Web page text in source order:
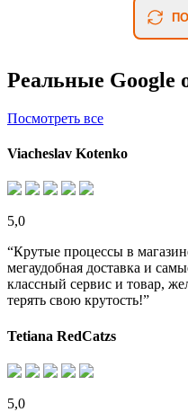
Реальные Google
Посмотреть все
Viacheslav Kotenko
5,0
“Крутые процессы в
мегаудобная доставка и
классный сервис и товар,
терять свою крутость!”
Tetiana RedCatzs
5,0